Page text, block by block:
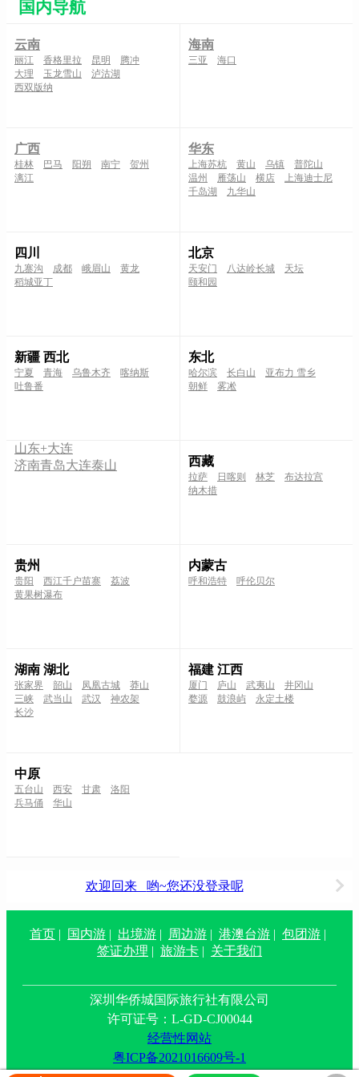
国内导航
云南
丽江 香格里拉 昆明
腾冲
大理
玉龙雪山
泸沽湖
西双版纳
海南
三亚 海口
广西
桂林 巴马 阳朔 南宁
贺州
漓江
华东
上海苏杭 黄山 乌镇
普陀山
温州
雁荡山 横店
上海迪士尼
千岛湖
九华山
四川
九寨沟 成都 峨眉山
黄龙
稻城亚丁
北京
天安门 八达岭长城
天坛
颐和园
新疆 西北
宁夏 青海 乌鲁木齐
喀纳斯
吐鲁番
东北
哈尔滨 长白山
亚布力 雪乡
朝鲜
雾凇
山东+大连
济南青岛大连泰山 西藏
拉萨 日喀则 林芝
布达拉宫
纳木措
贵州
贵阳 西江千户苗寨
荔波
黄果树瀑布
内蒙古
呼和浩特 呼伦贝尔
湖南 湖北
张家界 韶山 凤凰古城
莽山
三峡
武当山 武汉
神农架
长沙
福建 江西
厦门 庐山 武夷山
井冈山
婺源
鼓浪屿 永定土楼
中原
五台山 西安 甘肃
洛阳
兵马俑
华山
欢迎回来 哟~您还没登录呢
首页 | 国内游 | 出境游 | 周边游 | 港澳台游 | 包团游 |
签证办理 | 旅游卡 | 关于我们
深圳华侨城国际旅行社有限公司
许可证号：L-GD-CJ00044
经营性网站
粤ICP备2021016609号-1